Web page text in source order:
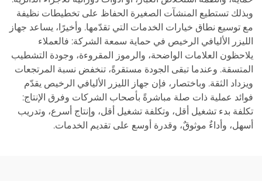
وبذلك تستطيع المنشآت الصغيرة الحفاظ على تخطيطات نظيفة
مع توسيع نطاق خيارات الخدمات التي تقدّمها. وأخيرًا، يساعد جهاز
الليزر الأليافي الرخيص في حماية سمعة الشركة: فالعملاء
يلاحظون العلامات الواضحة، والرموز المقروءة، وجودة التشطيب
المتسقة. وعندما تبقى الجودة مستقرةً، تنخفض نسبة المرتجعات
ويزداد الثقة. وباختصار، فإن جهاز الليزر الأليافي الرخيص يقدّم
فوائد عملية ذات صلة مباشرةً بأصحاب الشركات وفرق الإنتاج:
تكلفة بدء تشغيل أقل، وتكلفة تشغيل أقل، وإنتاج أسرع، وتدريب
أسهل، وأداءٌ موثوقٌ، وقدرة أوسع على تقديم الخدمات.